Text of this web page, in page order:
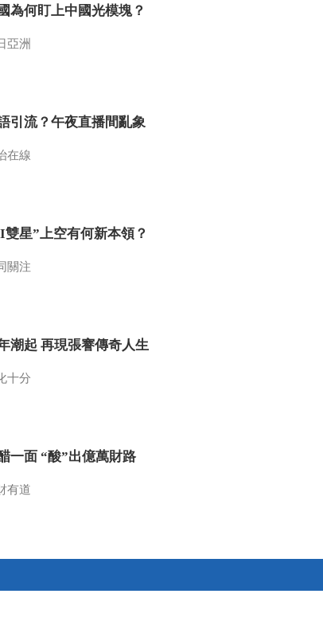
為何盯上中國光模塊？
亞洲
引流？午夜直播間亂象
在線
雙星”上空有何新本領？
關注
潮起 再現張謇傳奇人生
十分
一面 “酸”出億萬財路
有道